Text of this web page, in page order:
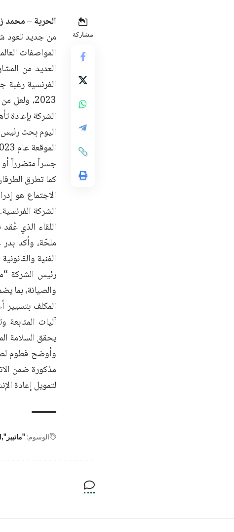
مشاركة
الحرية – محمد
من جديد تعود
المواصفات
العديد من
الفرنسية رغبة
2023،
الشركة بإعادة تأهيل 32 جسراً متضرراً على عموم
اليوم بحث رئيس
جسراً متضرراً
كما تطرق
الشركة الفرنسية.
اللقاء الذي
ملحّة، وأكد
الفنية
رئيس الشركة
والصيانة، بما
المكلف بتسيير
آليات
يحقق السلامة
وأوضح فطوم
مذكورة ضمن
لتمويل إعادة
الوسوم: "ماتيير"